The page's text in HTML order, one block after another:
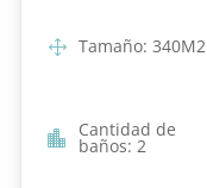
Tamaño: 340M2
Cantidad de
baños: 2